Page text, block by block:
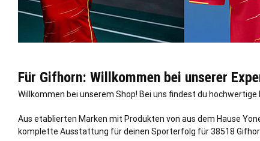
Für Gifhorn: Willkommen bei unserer
Willkommen bei unserem Shop! Bei uns findest du
Aus etablierten Marken mit Produkten von aus dem Hause
komplette Ausstattung für deinen Sporterfolg für 38518